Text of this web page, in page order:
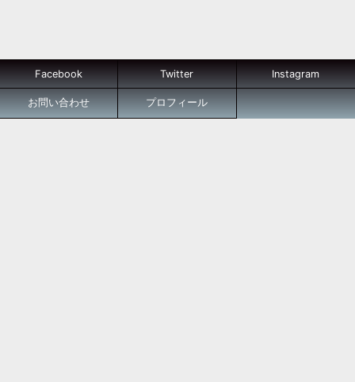
Facebook Twitter Instagram
お問い合わせ プロフィール